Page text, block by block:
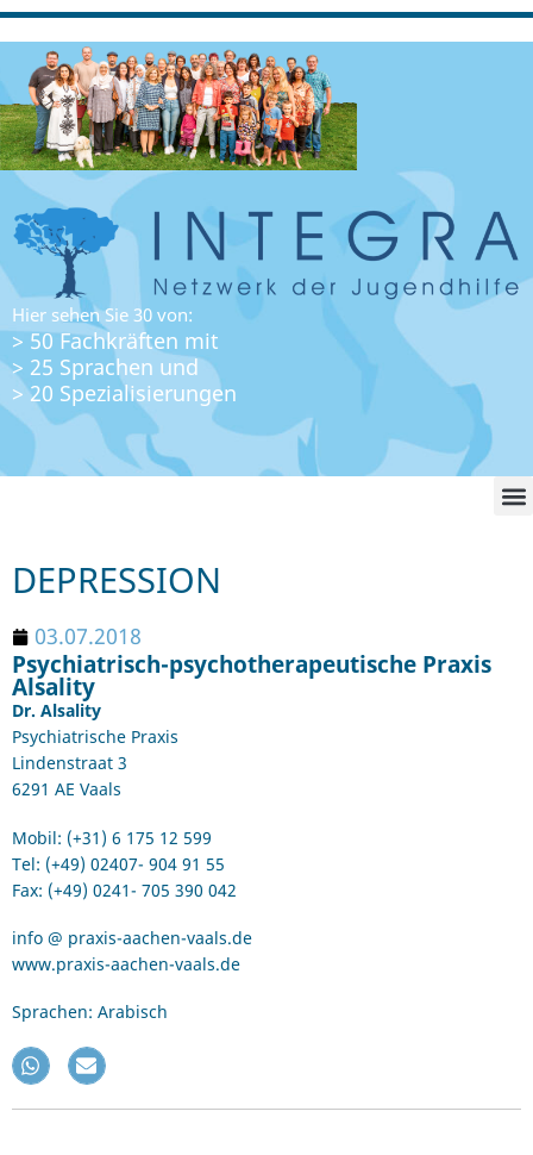
Hier sehen Sie 30 von:
> 50 Fachkräften mit
> 25 Sprachen und
> 20 Spezialisierungen
DEPRESSION
03.07.2018
Psychiatrisch-psychotherapeutische Praxis
Alsality
Dr. Alsality
Psychiatrische Praxis
Lindenstraat 3
6291 AE Vaals
Mobil: (+31) 6 175 12 599
Tel: (+49) 02407- 904 91 55
Fax: (+49) 0241- 705 390 042
info @ praxis-aachen-vaals.de
www.praxis-aachen-vaals.de
Sprachen: Arabisch